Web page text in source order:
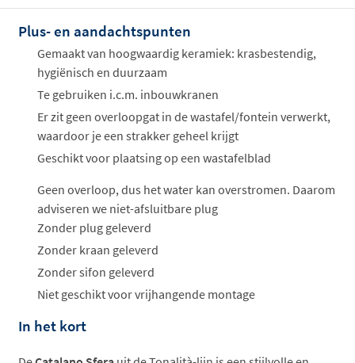
Offertes
ophalen...
Plus- en aandachtspunten
Gemaakt van hoogwaardig keramiek: krasbestendig,
hygiënisch en duurzaam
Te gebruiken i.c.m. inbouwkranen
Er zit geen overloopgat in de wastafel/fontein verwerkt,
waardoor je een strakker geheel krijgt
Geschikt voor plaatsing op een wastafelblad
Geen overloop, dus het water kan overstromen. Daarom
adviseren we niet-afsluitbare plug
Zonder plug geleverd
Zonder kraan geleverd
Zonder sifon geleverd
Niet geschikt voor vrijhangende montage
In het kort